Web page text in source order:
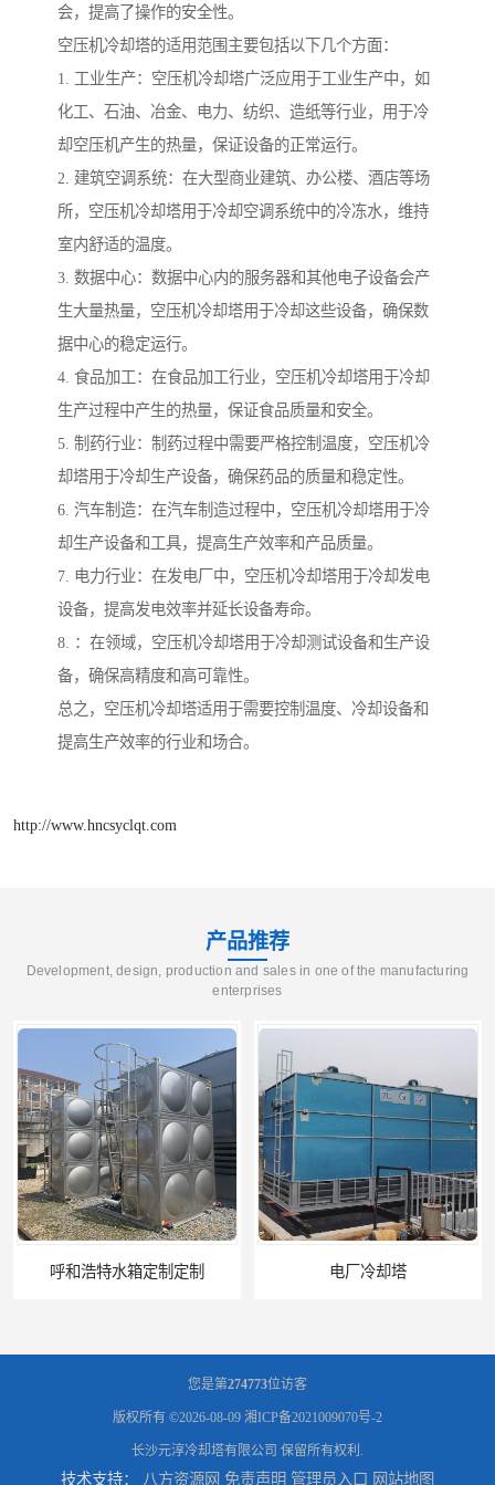
会，提高了操作的安全性。
空压机冷却塔的适用范围主要包括以下几个方面：
1. 工业生产：空压机冷却塔广泛应用于工业生产中，如
化工、石油、冶金、电力、纺织、造纸等行业，用于冷
却空压机产生的热量，保证设备的正常运行。
2. 建筑空调系统：在大型商业建筑、办公楼、酒店等场
所，空压机冷却塔用于冷却空调系统中的冷冻水，维持
室内舒适的温度。
3. 数据中心：数据中心内的服务器和其他电子设备会产
生大量热量，空压机冷却塔用于冷却这些设备，确保数
据中心的稳定运行。
4. 食品加工：在食品加工行业，空压机冷却塔用于冷却
生产过程中产生的热量，保证食品质量和安全。
5. 制药行业：制药过程中需要严格控制温度，空压机冷
却塔用于冷却生产设备，确保药品的质量和稳定性。
6. 汽车制造：在汽车制造过程中，空压机冷却塔用于冷
却生产设备和工具，提高生产效率和产品质量。
7. 电力行业：在发电厂中，空压机冷却塔用于冷却发电
设备，提高发电效率并延长设备寿命。
8. ：在领域，空压机冷却塔用于冷却测试设备和生产设
备，确保高精度和高可靠性。
总之，空压机冷却塔适用于需要控制温度、冷却设备和
提高生产效率的行业和场合。
http://www.hncsyclqt.com
产品推荐
Development, design, production and sales in one of the manufacturing
enterprises
电厂冷却塔 郑州喷淋泵厂家
您是第274773位访客
版权所有 ©2026-08-09 湘ICP备2021009070号-2
长沙元淳冷却塔有限公司 保留所有权利.
技术支持： 八方资源网 免责声明 管理员入口 网站地图